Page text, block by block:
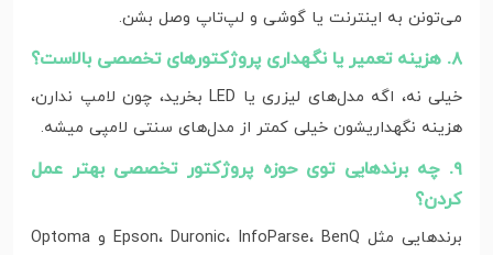
می‌تونن به اینترنت یا گوشی و لپ‌تاپ وصل بشن.
۸. هزینه تعمیر یا نگهداری پروژکتورهای تخصصی بالاست؟
خیلی نه، اگه مدل‌های لیزری یا LED بخرید، چون لامپ ندارن،
هزینه نگهداریشون خیلی کمتر از مدل‌های سنتی لامپی میشه.
۹. چه برندهایی توی حوزه پروژکتور تخصصی بهتر عمل
کردن؟
برندهایی مثل Epson، Duronic، InfoParse، BenQ و Optoma